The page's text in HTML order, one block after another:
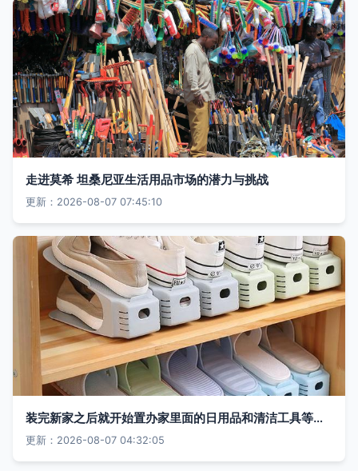
走进莫希 坦桑尼亚生活用品市场的潜力与挑战
更新：2026-08-07 07:45:10
装完新家之后就开始置办家里面的日用品和清洁工具等家居生活用品,之
更新：2026-08-07 04:32:05